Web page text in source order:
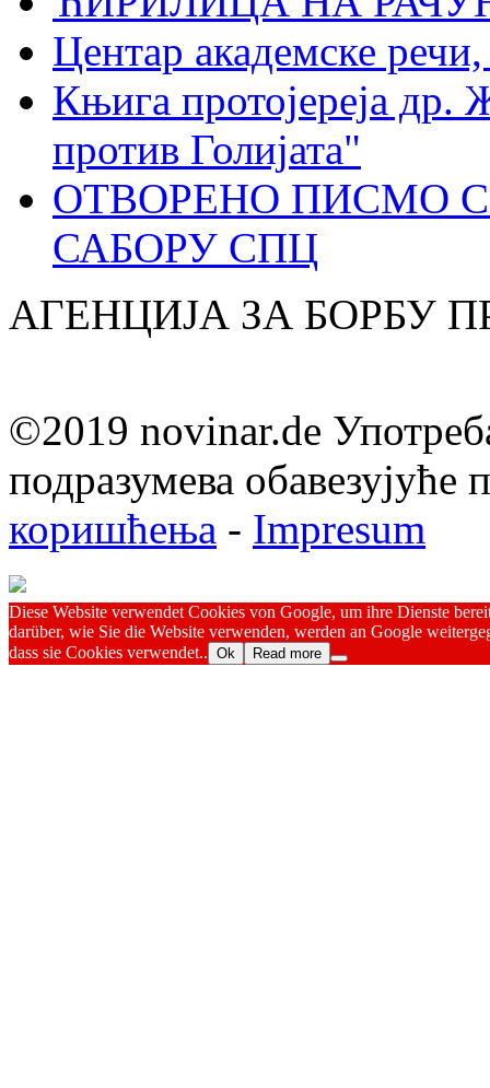
Центар академске
Књига протојереја др.
против Голијата"
ОТВОРЕНО ПИСМО
САБОРУ СПЦ
АГЕНЦИЈА ЗА БОРБУ
©2019 novinar.de
подразумева обавезујуће
коришћења - Impresum
Diese Website verwendet Cookies von Google, um ihre Dienste
darüber, wie Sie die Website verwenden, werden an Google
dass sie Cookies verwendet.. Ok Read more